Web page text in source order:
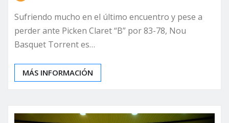
Sufriendo mucho en el último encuentro y pese a
perder ante Picken Claret “B” por 83-78, Nou
Basquet Torrent es…
MÁS INFORMACIÓN